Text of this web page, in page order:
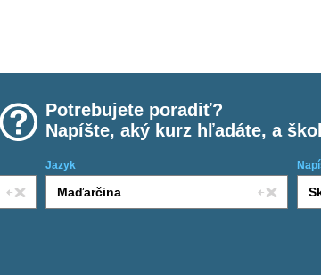
Potrebujete poradiť?
Napíšte, aký kurz hľadáte, a
Jazyk